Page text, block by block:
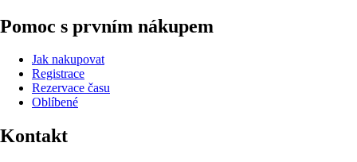
Pomoc s prvním nákupem
Jak nakupovat
Registrace
Rezervace času
Oblíbené
Kontakt